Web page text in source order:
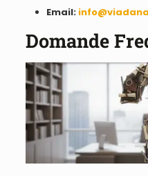
Email:
Domande